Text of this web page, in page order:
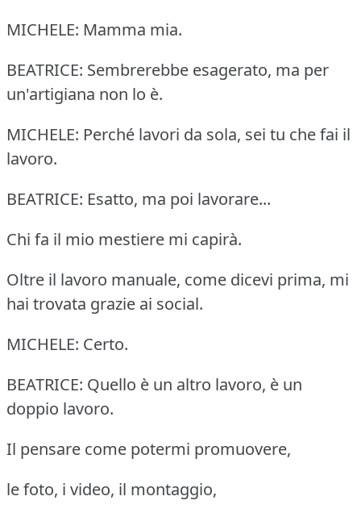
MICHELE: Mamma mia.
BEATRICE: Sembrerebbe esagerato, ma per
un'artigiana non lo è.
MICHELE: Perché lavori da sola, sei tu che fai il
lavoro.
BEATRICE: Esatto, ma poi lavorare...
Chi fa il mio mestiere mi capirà.
Oltre il lavoro manuale, come dicevi prima, mi
hai trovata grazie ai social.
MICHELE: Certo.
BEATRICE: Quello è un altro lavoro, è un
doppio lavoro.
Il pensare come potermi promuovere,
le foto, i video, il montaggio,